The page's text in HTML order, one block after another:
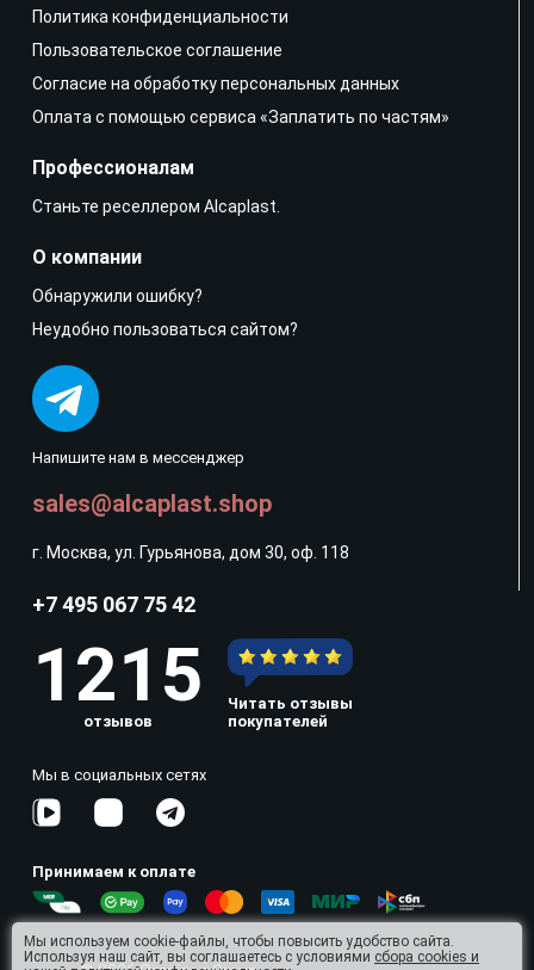
Напишите нам в мессенджер
sales@alcaplast.shop
г. Москва, ул. Гурьянова, дом 30, оф. 118
Политика конфиденциальности
Пользовательское соглашение
Согласие на обработку персональных данных
Оплата с помощью сервиса «Заплатить по частям»
Профессионалам
Станьте реселлером Alcaplast.
О компании
Обнаружили ошибку?
Неудобно пользоваться сайтом?
+7 495 067 75 42
1215
отзывов
Читать отзывы
покупателей
Мы в социальных сетях
Принимаем к оплате
Мы используем cookie-файлы, чтобы повысить удобство сайта.
Используя наш сайт, вы соглашаетесь с условиями сбора cookies и